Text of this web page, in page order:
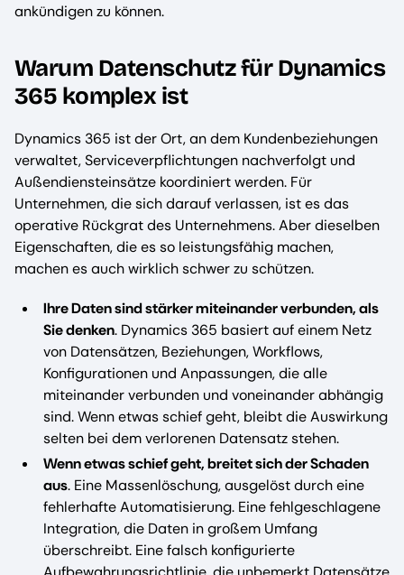
ankündigen zu können.
Warum Datenschutz für Dynamics
365 komplex ist
Dynamics 365 ist der Ort, an dem Kundenbeziehungen
verwaltet, Serviceverpflichtungen nachverfolgt und
Außendiensteinsätze koordiniert werden. Für
Unternehmen, die sich darauf verlassen, ist es das
operative Rückgrat des Unternehmens. Aber dieselben
Eigenschaften, die es so leistungsfähig machen,
machen es auch wirklich schwer zu schützen.
Ihre Daten sind stärker miteinander verbunden, als
Sie denken. Dynamics 365 basiert auf einem Netz
von Datensätzen, Beziehungen, Workflows,
Konfigurationen und Anpassungen, die alle
miteinander verbunden und voneinander abhängig
sind. Wenn etwas schief geht, bleibt die Auswirkung
selten bei dem verlorenen Datensatz stehen.
Wenn etwas schief geht, breitet sich der Schaden
aus. Eine Massenlöschung, ausgelöst durch eine
fehlerhafte Automatisierung. Eine fehlgeschlagene
Integration, die Daten in großem Umfang
überschreibt. Eine falsch konfigurierte